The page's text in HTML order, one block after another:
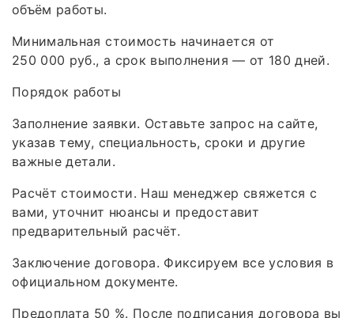
объём работы.
Минимальная стоимость начинается от
250 000 руб., а срок выполнения — от 180 дней.
Порядок работы
Заполнение заявки. Оставьте запрос на сайте,
указав тему, специальность, сроки и другие
важные детали.
Расчёт стоимости. Наш менеджер свяжется с
вами, уточнит нюансы и предоставит
предварительный расчёт.
Заключение договора. Фиксируем все условия в
официальном документе.
Предоплата 50 %. После подписания договора вы